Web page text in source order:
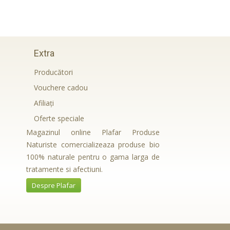
Extra
Producători
Vouchere cadou
Afiliaţi
Oferte speciale
Magazinul online Plafar Produse
Naturiste comercializeaza produse bio
100% naturale pentru o gama larga de
tratamente si afectiuni.
Despre Plafar